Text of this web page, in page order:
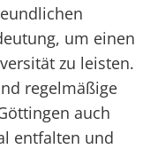
um einen
zu leisten.
regelmäßige
auch
entfalten und